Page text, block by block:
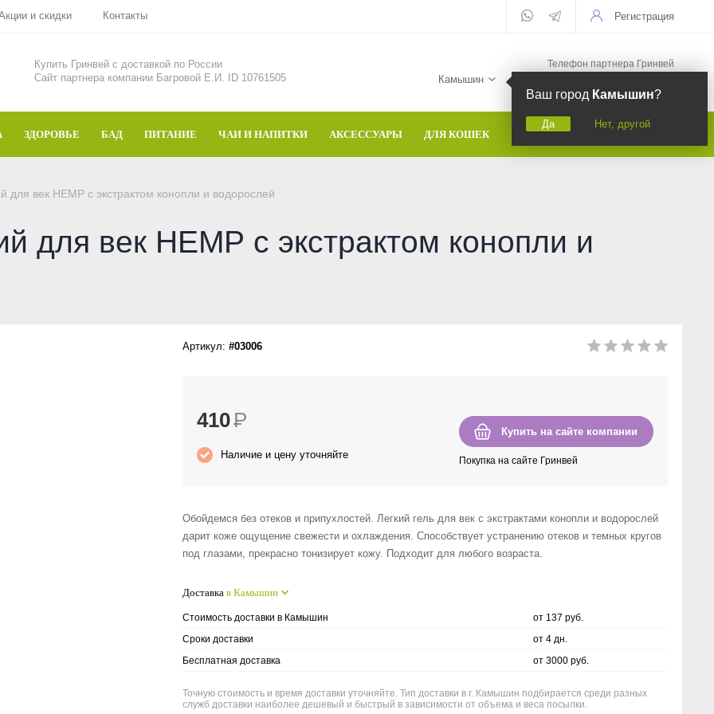
и скидки Контакты Регистрация
Купить Гринвей c доставкой по России
Сайт партнера компании Багровой Е.И. ID 10761505
Камышин
Ваш город Камышин?
Да Нет, другой
Телефон партнера Гринвей
ЗДОРОВЬЕ БАД ПИТАНИЕ ЧАИ И НАПИТКИ АКСЕССУАРЫ ДЛЯ КОШЕК БРЕНДЫ
для век НЕМР с экстрактом конопли и водорослей
для век НЕМР с экстрактом конопли и
Артикул: #03006
Купить на сайте компании
Покупка на сайте Гринвей
410Р
Наличие и цену уточняйте
Обойдемся без отеков и припухлостей. Легкий гель для век с экстрактами конопли и водорослей
дарит коже ощущение свежести и охлаждения. Способствует устранению отеков и темных кругов
под глазами, прекрасно тонизирует кожу. Подходит для любого возраста.
Доставка в Камышин
Стоимость доставки в Камышин
от 137 руб.
Сроки доставки
от 4 дн.
Бесплатная доставка
от 3000 руб.
Точную стоимость и время доставки уточняйте. Тип доставки в г. Камышин подбирается среди разных
служб доставки наиболее дешевый и быстрый в зависимости от объема и веса посылки.